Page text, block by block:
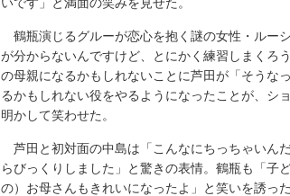
鶴瓶演じるグルーが恋心を抱く謎の女性・ルー
が分からないんですけど、とにかく練習しまくろ
の母親になるかもしれないことに芦田が「そうな
るかもしれない役をやるようになったことが、シ
明かして笑わせた。
芦田と初対面の中島は「こんなにちっちゃいん
らびっくりしました」と驚きの表情。鶴瓶も「子
の）お母さんもきれいになったよ」と笑いを誘っ